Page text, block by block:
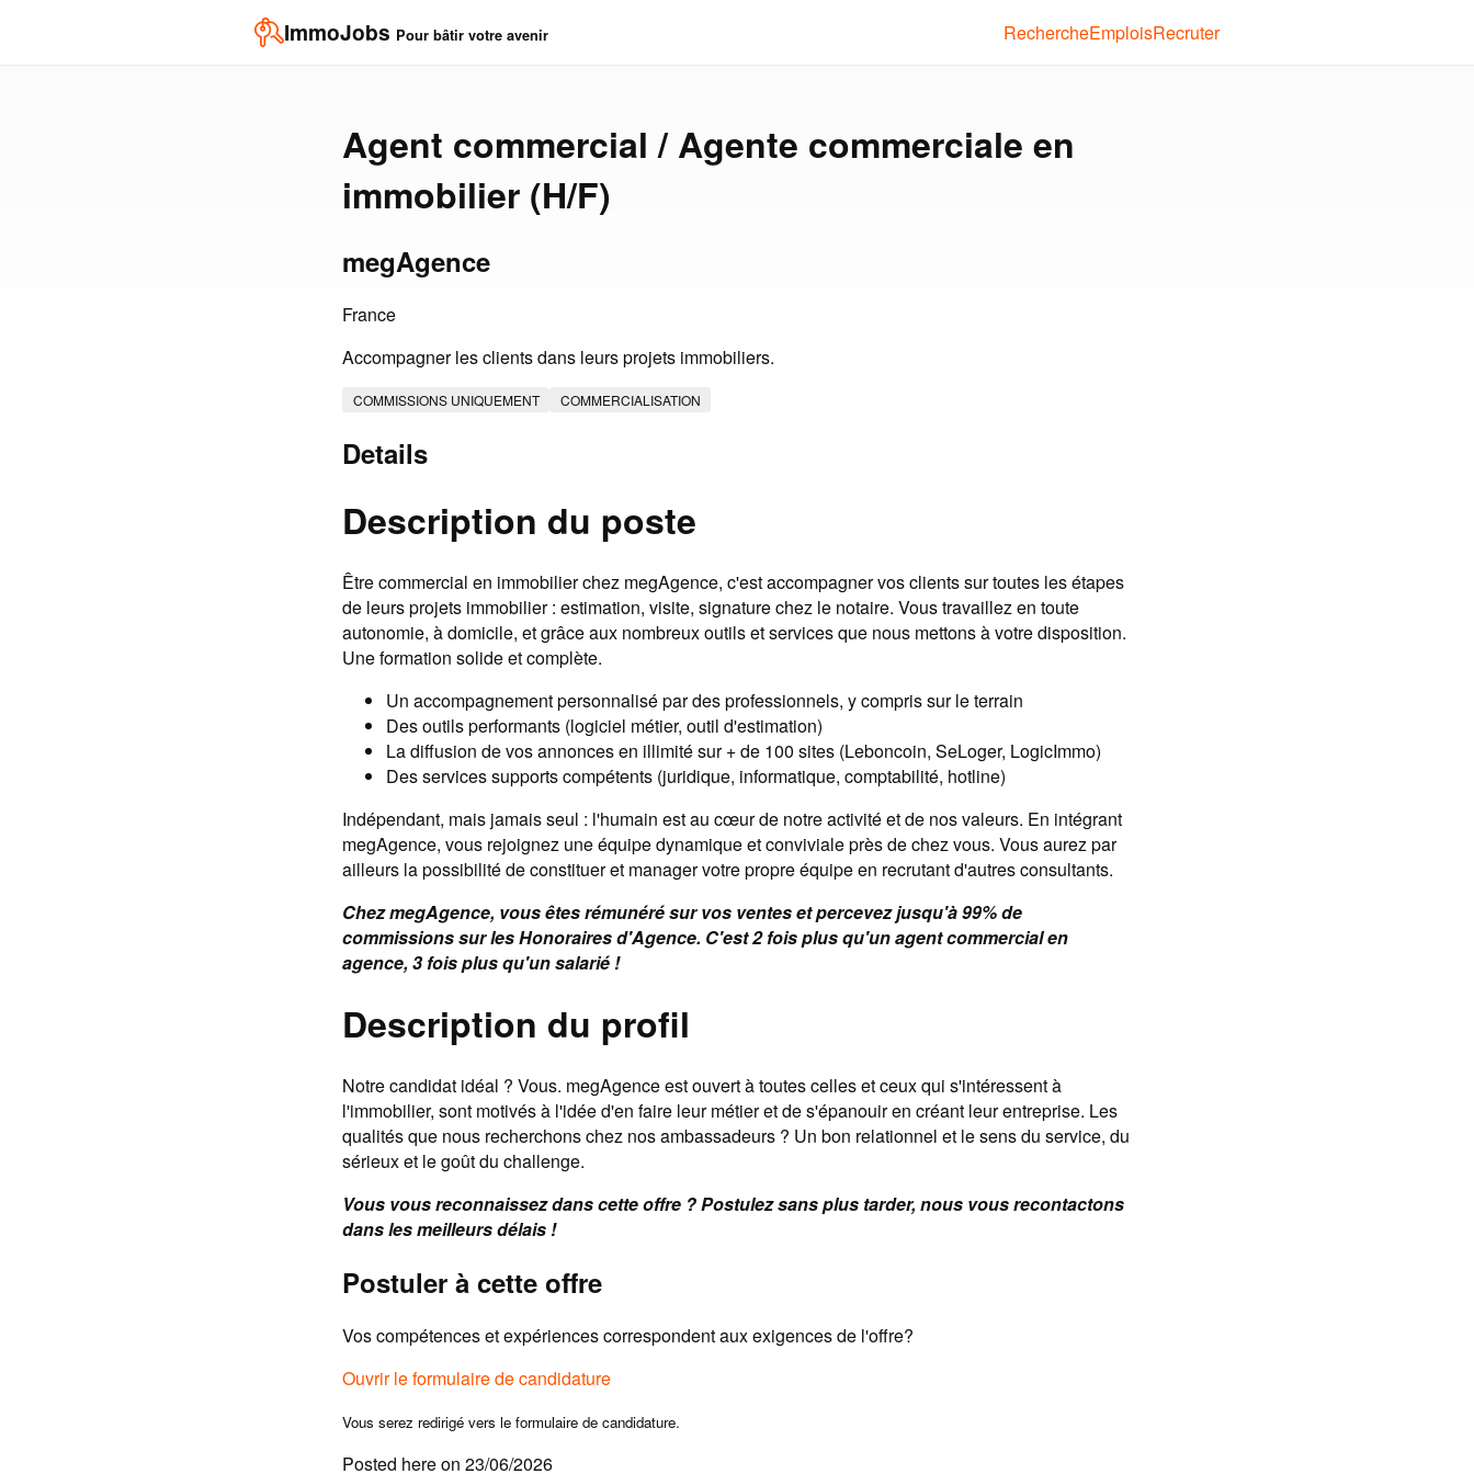
ImmoJobs Pour bâtir votre avenir RechercheEmploisRecruter
Agent commercial / Agente commerciale en
immobilier (H/F)
megAgence
France
Accompagner les clients dans leurs projets immobiliers.
COMMISSIONS UNIQUEMENT COMMERCIALISATION
Details
Description du poste
Être commercial en immobilier chez megAgence, c'est accompagner vos clients sur toutes les étapes
de leurs projets immobilier : estimation, visite, signature chez le notaire. Vous travaillez en toute
autonomie, à domicile, et grâce aux nombreux outils et services que nous mettons à votre disposition.
Une formation solide et complète.
Un accompagnement personnalisé par des professionnels, y compris sur le terrain
Des outils performants (logiciel métier, outil d'estimation)
La diffusion de vos annonces en illimité sur + de 100 sites (Leboncoin, SeLoger, LogicImmo)
Des services supports compétents (juridique, informatique, comptabilité, hotline)
Indépendant, mais jamais seul : l'humain est au cœur de notre activité et de nos valeurs. En intégrant
megAgence, vous rejoignez une équipe dynamique et conviviale près de chez vous. Vous aurez par
ailleurs la possibilité de constituer et manager votre propre équipe en recrutant d'autres consultants.
Chez megAgence, vous êtes rémunéré sur vos ventes et percevez jusqu'à 99% de
commissions sur les Honoraires d'Agence. C'est 2 fois plus qu'un agent commercial en
agence, 3 fois plus qu'un salarié !
Description du profil
Notre candidat idéal ? Vous. megAgence est ouvert à toutes celles et ceux qui s'intéressent à
l'immobilier, sont motivés à l'idée d'en faire leur métier et de s'épanouir en créant leur entreprise. Les
qualités que nous recherchons chez nos ambassadeurs ? Un bon relationnel et le sens du service, du
sérieux et le goût du challenge.
Vous vous reconnaissez dans cette offre ? Postulez sans plus tarder, nous vous recontactons
dans les meilleurs délais !
Postuler à cette offre
Vos compétences et expériences correspondent aux exigences de l'offre?
Ouvrir le formulaire de candidature
Vous serez redirigé vers le formulaire de candidature.
Posted here on 23/06/2026